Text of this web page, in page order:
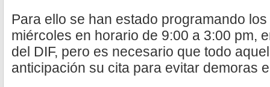
Para ello se han estado programando
miércoles en horario de 9:00 a 3:00 pm,
del DIF, pero es necesario que todo
anticipación su cita para evitar demoras